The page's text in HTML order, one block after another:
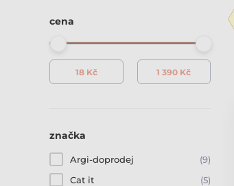
cena
značka
Argi-doprodej
(9)
Cat it
(5)